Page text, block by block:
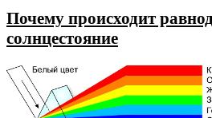
Почему происходит
солнцестояние